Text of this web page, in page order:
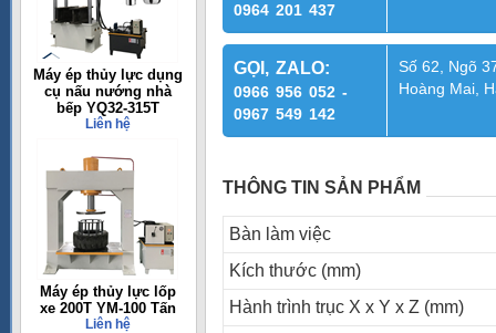
Máy ép thủy lực dụng
cụ nấu nướng nhà
bếp YQ32-315T
Liên hệ
Máy ép thủy lực lốp
xe 200T YM-100 Tấn
Liên hệ
0964 201 437
GỌI, ZALO:
0966 956 052 -
0967 549 142
Số 62, Ngõ
Hoàng Mai,
THÔNG TIN SẢN PHẨM
Bàn làm việc
Kích thước (mm)
Hành trình trục X x Y x Z (mm)